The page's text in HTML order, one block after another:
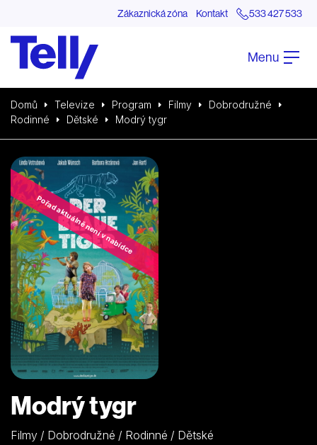
Zákaznická zóna Kontakt 533 427 533
Menu
Domů Televize Program Filmy
Dobrodružné
Rodinné
Dětské Modrý tygr
Pořad aktuálně není v nabídce
Modrý tygr
Filmy / Dobrodružné / Rodinné / Dětské